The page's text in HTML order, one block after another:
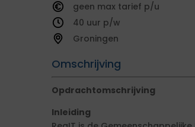
geen
tarief
40
Groningen
Omschrijving
Opdrachtomschrijving
Inleiding